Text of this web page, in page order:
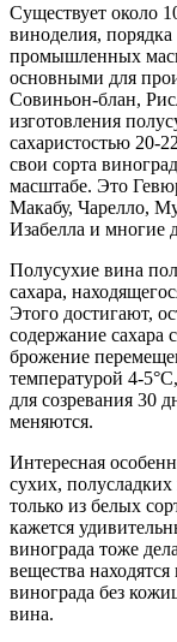
Существует около
виноделия,
промышленных
основными для
Совиньон-блан,
изготовления
сахаристостью 20-
свои сорта
масштабе. Это
Макабу, Чарелло,
Изабелла и многие
Полусухие вина
сахара,
Этого достигают,
содержание сахара
брожение
температурой 4-
для созревания 30
меняются.
Интересная
сухих,
только из белых
кажется
винограда тоже
вещества
винограда без
вина.